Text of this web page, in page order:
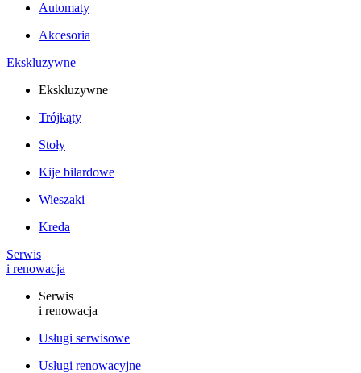
Automaty
Akcesoria
Ekskluzywne
Ekskluzywne
Trójkąty
Stoły
Kije bilardowe
Wieszaki
Kreda
Serwis
i renowacja
Serwis
i renowacja
Usługi serwisowe
Usługi renowacyjne